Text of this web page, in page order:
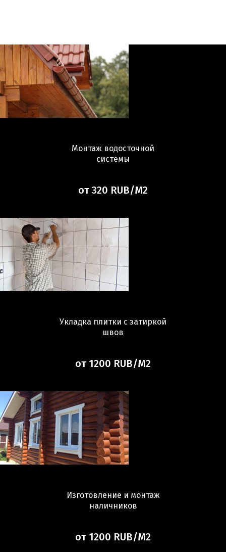
Монтаж водосточной
системы
от 320 RUB/М2
Укладка плитки с затиркой
швов
от 1200 RUB/М2
Изготовление и монтаж
наличников
от 1200 RUB/М2